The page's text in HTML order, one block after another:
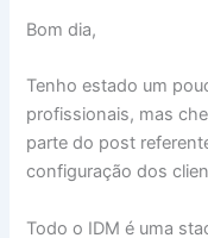
Bom dia,
Tenho estado um
profissionais, mas
parte do post
configuração dos
Todo o IDM é uma